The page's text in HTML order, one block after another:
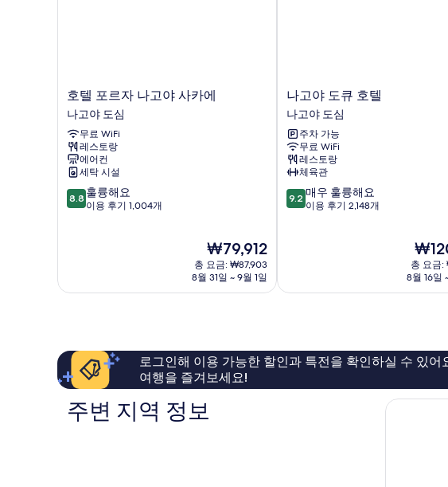
기
기
히
보
호
텔
포
르
자
나
고
야
사
도
호텔 포르자 나고야 사카에
나고야 도심
무료 WiFi
레스토랑
에어컨
세탁 시설
10
점
훌
이
용
후
기
1,004
8.8 훌륭해요
이용 후기 1,004개
현
재
요
₩79,912
총 요금: ₩87,903
8월 31일 ~ 9월 1일
나
고
야
도
큐
호
텔
나
고
나고야 도큐 호텔
나고야 도심
주차 가능
무료 WiFi
레스토랑
체육관
10
점
매
해
요,
용
9.2 매우 훌륭해요
이용 후기 2,148개
현
재
요
총 요금:
8월 16일
로그인해 이용 가능한 할인과 특전을 확인하실 수 있어
여행을 즐겨보세요!
주변 지역 정보